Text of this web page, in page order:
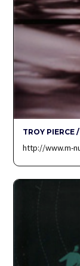
TROY PIERCE
http://www.m-